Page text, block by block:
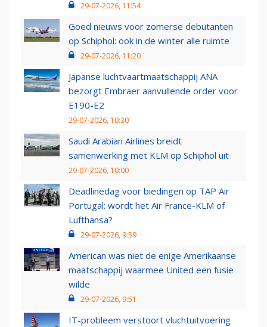
29-07-2026, 11:54
Goed nieuws voor zomerse debutanten
op Schiphol: ook in de winter alle ruimte
29-07-2026, 11:20
Japanse luchtvaartmaatschappij ANA
bezorgt Embraer aanvullende order voor
E190-E2
29-07-2026, 10:30
Saudi Arabian Airlines breidt
samenwerking met KLM op Schiphol uit
29-07-2026, 10:00
Deadlinedag voor biedingen op TAP Air
Portugal: wordt het Air France-KLM of
Lufthansa?
29-07-2026, 9:59
American was niet de enige Amerikaanse
maatschappij waarmee United een fusie
wilde
29-07-2026, 9:51
IT-probleem verstoort vluchtuitvoering